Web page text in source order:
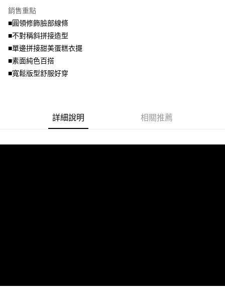
買賣價金債權讓與本公司後，依約使用本公司帳單繳交帳款。
資料（包含姓名、電話或地址）提供予台灣大哥大進項蒐集、處理及利用，
由本公司與您本人進行分期帳單所需資料之確認、核對及更正。
3.完整用戶服務條款，請詳閱以下連結：
後付繳納相關費用。
※ 交易是否成功請以「AFTEE先享後付 」之結帳頁面顯示為準，若有關於
是否繳費成功／繳費後需取消欲退款等相關疑問，請聯繫「AFTEE先享後付
客戶支援中心」https://netprotections.freshdesk.com/support/home
【注意事項】
易，需依本服務之必要範圍內提供個人資料，並將交易相關給付款項請求債
３．未成年的使用者請事先徵得法定代理人或監護人之同意方可使用
「AFTEE先享後付」，若未經同意申辦者引起之損失，本公司不負相關責
付款後7-11取貨
每筆NT$70，滿NT$699(含以上)免運費
宅配
銷售重點
■圓領修飾臉部線條
■不對稱斜拼接造型
■單邊拼接甜美蛋糕衣擺
■素面純色百搭
■寬鬆版型舒服好穿
詳細說明 相關推薦